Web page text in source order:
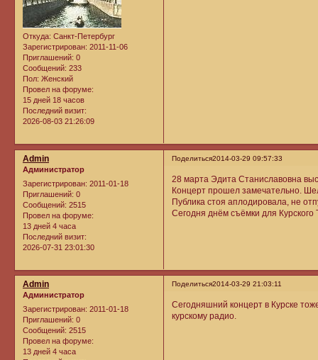
Откуда: Санкт-Петербург
Зарегистрирован: 2011-11-06
Приглашений: 0
Сообщений: 233
Пол: Женский
Провел на форуме:
15 дней 18 часов
Последний визит:
2026-08-03 21:26:09
Поделиться2014-03-29 09:57:33
Admin
Администратор
Зарегистрирован: 2011-01-18
Приглашений: 0
Сообщений: 2515
Провел на форуме:
13 дней 4 часа
Последний визит:
2026-07-31 23:01:30
28 марта Эдита Станиславовна
Концерт прошел замечательно.
Публика стоя аплодировала, не
Сегодня днём съёмки для
Поделиться2014-03-29 21:03:11
Admin
Администратор
Зарегистрирован: 2011-01-18
Приглашений: 0
Сообщений: 2515
Провел на форуме:
13 дней 4 часа
Сегодняшний концерт в Курске
курскому радио.